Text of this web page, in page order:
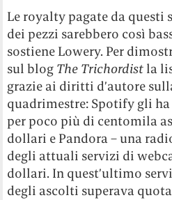
Le royalty pagate da
dei pezzi sarebbero così
sostiene Lowery. Per
sul blog The Trichordist la
grazie ai diritti d’autore
quadrimestre: Spotify gli
per poco più di centomila
dollari e Pandora – una
degli attuali servizi di
dollari. In quest’ultimo
degli ascolti superava quota